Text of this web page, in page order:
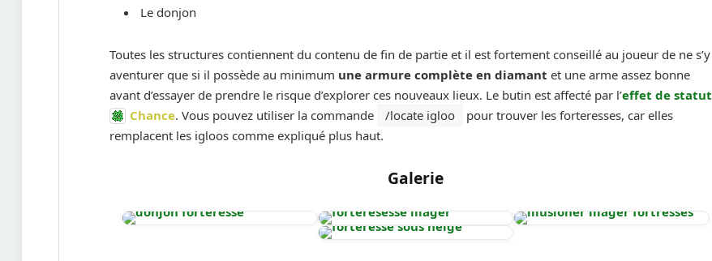
Le donjon
Toutes les structures contiennent du contenu de fin de partie et il est fortement conseillé au joueur de ne s’y
aventurer que si il possède au minimum une armure complète en diamant et une arme assez bonne
avant d’essayer de prendre le risque d’explorer ces nouveaux lieux. Le butin est affecté par l’effet de statut
Chance. Vous pouvez utiliser la commande /locate igloo
pour trouver les forteresses, car elles
remplacent les igloos comme expliqué plus haut.
Galerie